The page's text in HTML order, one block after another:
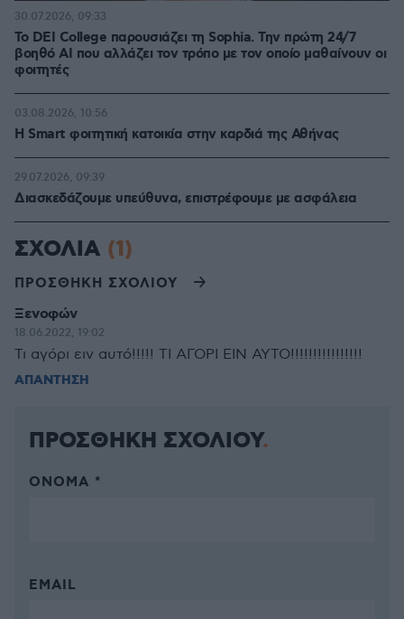
Το DEI College παρουσιάζει τη Sophia. Την πρώτη 24/7
βοηθό AI που αλλάζει τον τρόπο με τον οποίο μαθαίνουν οι
φοιτητές
30.07.2026, 09:33
Η Smart φοιτητική κατοικία στην καρδιά της Αθήνας
03.08.2026, 10:56
Διασκεδάζουμε υπεύθυνα, επιστρέφουμε με ασφάλεια
29.07.2026, 09:39
ΣΧΟΛΙΑ (1)
ΠΡΟΣΘΗΚΗ ΣΧΟΛΙΟΥ
Ξενοφών
18.06.2022, 19:02
Τι αγόρι ειν αυτό!!!!! ΤΙ ΑΓΟΡΙ ΕΙΝ ΑΥΤΟ!!!!!!!!!!!!!!!!
ΑΠΑΝΤΗΣΗ
ΠΡΟΣΘΗΚΗ ΣΧΟΛΙΟΥ
ΌΝΟΜΑ *
EMAIL